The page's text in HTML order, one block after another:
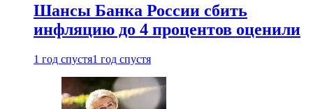
Шансы Банка России сбить
инфляцию до 4 процентов оценили
1 год спустя1 год спустя